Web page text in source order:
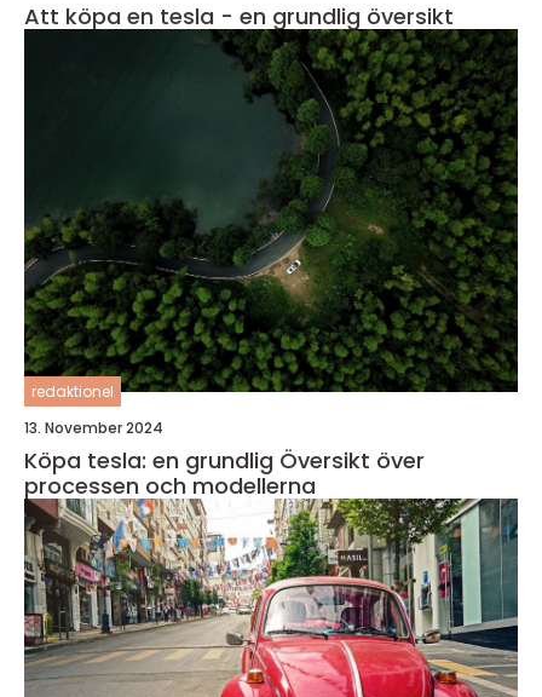
Att köpa en tesla - en grundlig översikt
redaktionel
13. November 2024
Köpa tesla: en grundlig Översikt över
processen och modellerna